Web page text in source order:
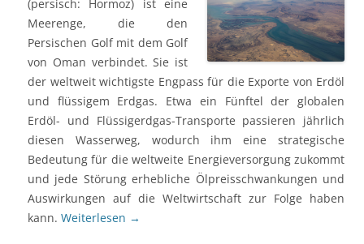
(persisch: Hormoz) ist eine
Meerenge, die den
Persischen Golf mit dem Golf
von Oman verbindet. Sie ist
der weltweit wichtigste Engpass für die Exporte von Erdöl
und flüssigem Erdgas. Etwa ein Fünftel der globalen
Erdöl- und Flüssigerdgas-Transporte passieren jährlich
diesen Wasserweg, wodurch ihm eine strategische
Bedeutung für die weltweite Energieversorgung zukommt
und jede Störung erhebliche Ölpreisschwankungen und
Auswirkungen auf die Weltwirtschaft zur Folge haben
kann. Weiterlesen →